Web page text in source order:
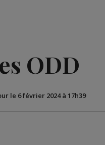
ODD
le 6 février 2024 à 17h39